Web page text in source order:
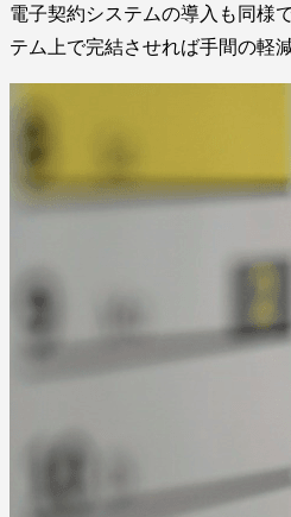
電子契約システムの導入も同様
テム上で完結させれば手間の軽